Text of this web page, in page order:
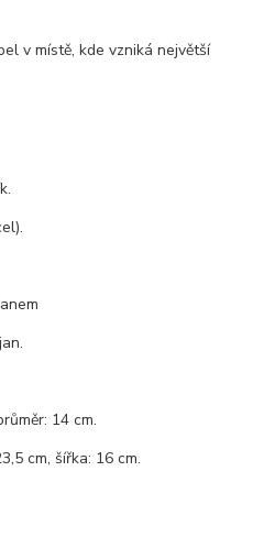
v místě, kde vzniká největší
14 cm.
cm, šířka: 16 cm.